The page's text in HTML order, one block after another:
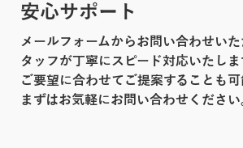
安心サポート
メールフォームからお問い合わせい
タッフが丁寧にスピード対応いたしま
ご要望に合わせてご提案することも可
まずはお気軽にお問い合わせください